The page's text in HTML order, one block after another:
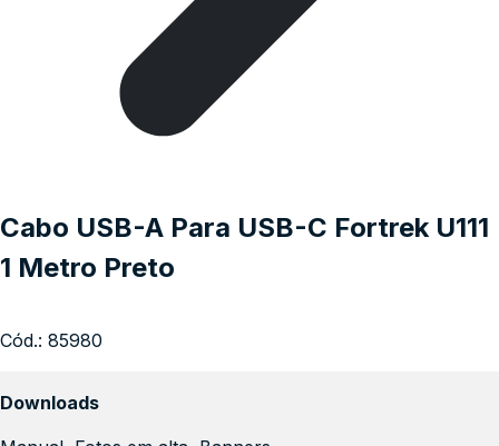
Cabo USB-A Para USB-C Fortrek U111
1 Metro Preto
Cód.: 85980
Downloads